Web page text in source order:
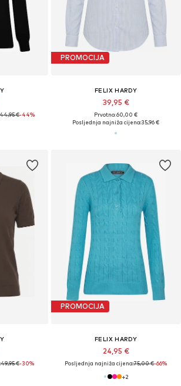
44,95 €-44%
PROMOCIJA
FELIX HARDY
39,95 €
Prvotno: 60,00 €
Posljednja najniža cijena:35,96 €
49,95 €-30%
PROMOCIJA
FELIX HARDY
24,95 €
Posljednja najniža cijena:75,00 €-66%
+2